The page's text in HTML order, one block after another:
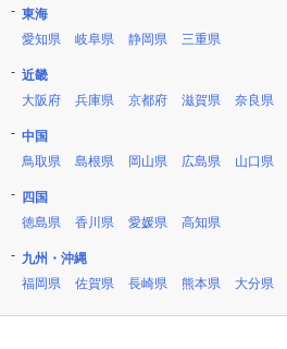
東海
愛知県
岐阜県 静岡県 三重県
近畿
大阪府
兵庫県 京都府 滋賀県 奈良県
中国
鳥取県
島根県 岡山県 広島県 山口県
四国
徳島県
香川県 愛媛県 高知県
九州・沖縄
福岡県
佐賀県 長崎県 熊本県 大分県